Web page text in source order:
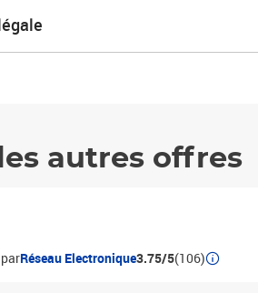
autres offres
Réseau Electronique3.75/5(106)